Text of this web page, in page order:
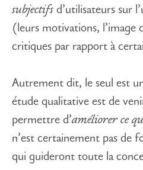
subjectifs d’utilisateurs sur
(leurs motivations, l’image
critiques par rapport à
Autrement dit, le seul est
étude qualitative est de
permettre d’améliorer ce
n’est certainement pas de
qui guideront toute la